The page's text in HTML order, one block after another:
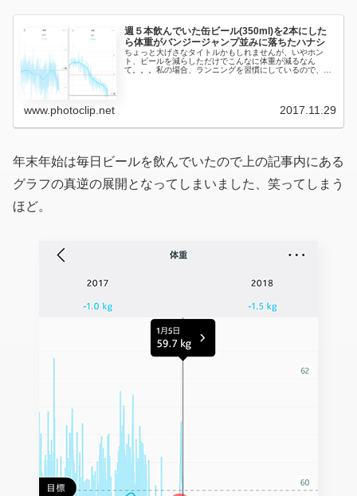
週５本飲んでいた缶ビール(350ml)を2本にした
ら体重がバンジージャンプ並みに落ちたハナシ
ちょっと大げさなタイトルかもしれませんが、いやホン
ト、ビールを減らしただけでこんなに体重が減るなん
て。。。私の場合、ランニングを習慣にしているので、す
www.photoclip.net 2017.11.29
年末年始は毎日ビールを飲んでいたので上の記事内にある
グラフの真逆の展開となってしまいました、笑ってしまう
ほど。